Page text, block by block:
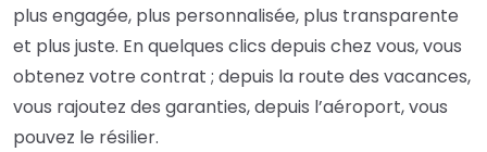
plus engagée, plus personnalisée, plus transparente
et plus juste. En quelques clics depuis chez vous, vous
obtenez votre contrat ; depuis la route des vacances,
vous rajoutez des garanties, depuis l’aéroport, vous
pouvez le résilier.